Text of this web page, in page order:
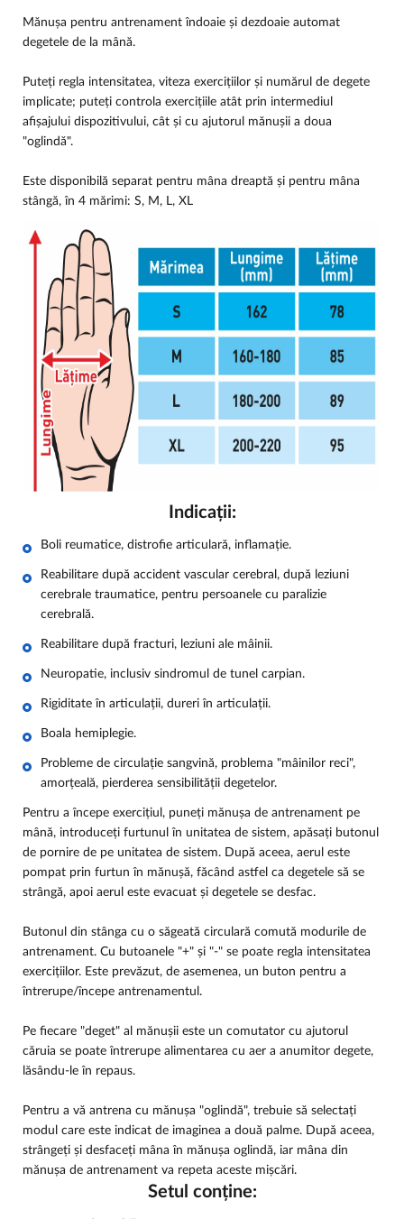
Mănușa pentru antrenament îndoaie și dezdoaie automat
degetele de la mână.
Puteți regla intensitatea, viteza exercițiilor și numărul de degete
implicate; puteți controla exercițiile atât prin intermediul
afișajului dispozitivului, cât și cu ajutorul mănușii a doua
"oglindă".
Este disponibilă separat pentru mâna dreaptă și pentru mâna
stângă, în 4 mărimi: S, M, L, XL
Indicații:
Boli reumatice, distrofie articulară, inflamație.
Reabilitare după accident vascular cerebral, după leziuni
cerebrale traumatice, pentru persoanele cu paralizie
cerebrală.
Reabilitare după fracturi, leziuni ale mâinii.
Neuropatie, inclusiv sindromul de tunel carpian.
Rigiditate în articulații, dureri în articulații.
Boala hemiplegie.
Probleme de circulație sangvină, problema "mâinilor reci",
amorțeală, pierderea sensibilității degetelor.
Pentru a începe exercițiul, puneți mănușa de antrenament pe
mână, introduceți furtunul în unitatea de sistem, apăsați butonul
de pornire de pe unitatea de sistem. După aceea, aerul este
pompat prin furtun în mănușă, făcând astfel ca degetele să se
strângă, apoi aerul este evacuat și degetele se desfac.
Butonul din stânga cu o săgeată circulară comută modurile de
antrenament. Cu butoanele "+" și "-" se poate regla intensitatea
exercițiilor. Este prevăzut, de asemenea, un buton pentru a
întrerupe/începe antrenamentul.
Pe fiecare "deget" al mănușii este un comutator cu ajutorul
căruia se poate întrerupe alimentarea cu aer a anumitor degete,
lăsându-le în repaus.
Pentru a vă antrena cu mănușa "oglindă", trebuie să selectați
modul care este indicat de imaginea a două palme. După aceea,
strângeți și desfaceți mâna în mănușa oglindă, iar mâna din
mănușa de antrenament va repeta aceste mișcări.
Setul conține: